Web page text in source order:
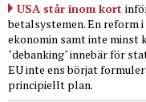
USA står inom kort
betalsystemen. En reform
ekonomin samt inte minst
"debanking" innebär för
EU inte ens börjat
principiellt plan.